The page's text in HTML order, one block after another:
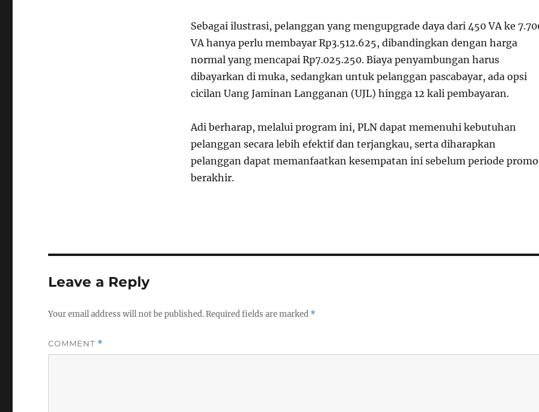
Sebagai ilustrasi, pelanggan yang mengupgrade daya dari 450 VA ke
VA hanya perlu membayar Rp3.512.625, dibandingkan dengan harga
normal yang mencapai Rp7.025.250. Biaya penyambungan harus
dibayarkan di muka, sedangkan untuk pelanggan pascabayar, ada opsi
cicilan Uang Jaminan Langganan (UJL) hingga 12 kali pembayaran.
Adi berharap, melalui program ini, PLN dapat memenuhi kebutuhan
pelanggan secara lebih efektif dan terjangkau, serta diharapkan
pelanggan dapat memanfaatkan kesempatan ini sebelum periode promo
berakhir.
Leave a Reply
Your email address will not be published.Required fields are marked *
COMMENT *